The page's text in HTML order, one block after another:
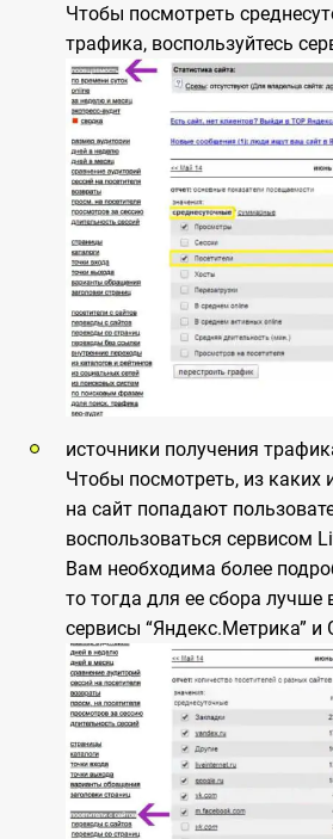
Чтобы посмотреть
трафика, воспользуйтесь
источники получения
Чтобы посмотреть, из каких
на сайт попадают
воспользоваться сервисом
Вам необходима более
то тогда для ее сбора лучше
сервисы “Яндекс.Метрика” и